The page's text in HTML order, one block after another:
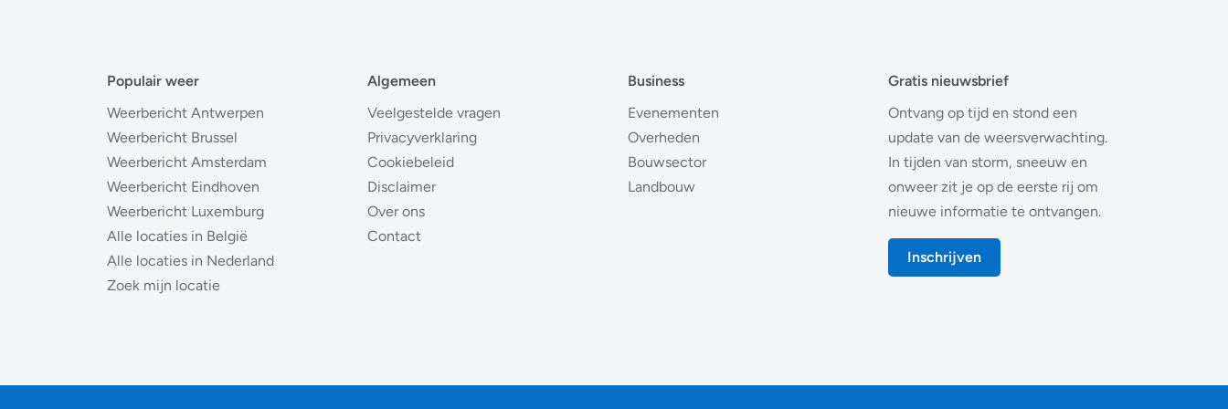
Populair weer
Weerbericht Antwerpen
Weerbericht Brussel
Weerbericht Amsterdam
Weerbericht Eindhoven
Weerbericht Luxemburg
Alle locaties in België
Alle locaties in Nederland
Zoek mijn locatie
Algemeen
Veelgestelde vragen
Privacyverklaring
Cookiebeleid
Disclaimer
Over ons
Contact
Business
Evenementen
Overheden
Bouwsector
Landbouw
Gratis nieuwsbrief
Ontvang op tijd en stond een
update van de weersverwachting.
In tijden van storm, sneeuw en
onweer zit je op de eerste rij om
nieuwe informatie te ontvangen.
Inschrijven